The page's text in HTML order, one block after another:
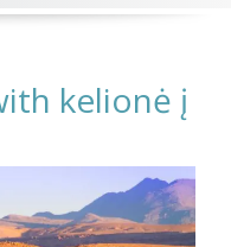
kelionė į